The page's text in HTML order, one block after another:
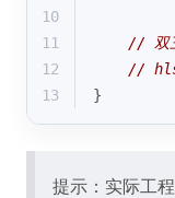
10
11
// 双
12
//
13
}
提示：实际工